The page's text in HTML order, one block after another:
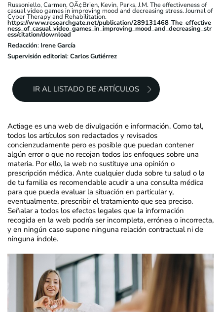
Russoniello, Carmen, OÃ¢Brien, Kevin, Parks, J.M. The effectiveness of
casual video games in improving mood and decreasing stress. Journal of
Cyber Therapy and Rehabilitation.
https://www.researchgate.net/publication/289131468_The_effective
ness_of_casual_video_games_in_improving_mood_and_decreasing_str
ess/citation/download
Redacción: Irene García
Supervisión editorial:Carlos Gutiérrez
IR AL LISTADO DE ARTÍCULOS
Actiage es una web de divulgación e información. Como tal,
todos los artículos son redactados y revisados
concienzudamente pero es posible que puedan contener
algún error o que no recojan todos los enfoques sobre una
materia. Por ello, la web no sustituye una opinión o
prescripción médica. Ante cualquier duda sobre tu salud o la
de tu familia es recomendable acudir a una consulta médica
para que pueda evaluar la situación en particular y,
eventualmente, prescribir el tratamiento que sea preciso.
Señalar a todos los efectos legales que la información
recogida en la web podría ser incompleta, errónea o incorrecta,
y en ningún caso supone ninguna relación contractual ni de
ninguna índole.